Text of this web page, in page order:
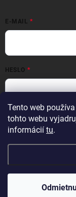
Tento web
tohto webu
informácií tu.
E-MAIL
HESLO
Nová registrácia